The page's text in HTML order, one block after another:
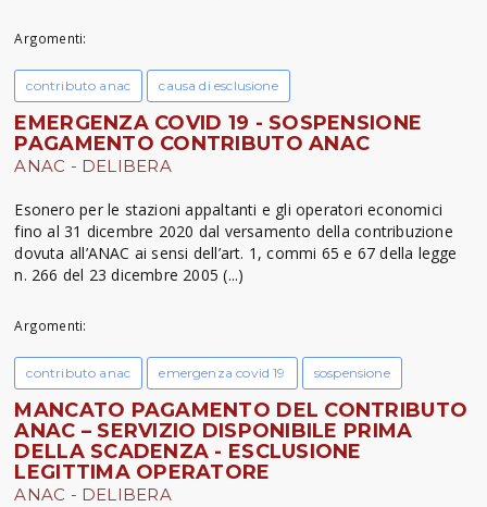
Argomenti:
contributo anac causa di esclusione
EMERGENZA COVID 19 - SOSPENSIONE
PAGAMENTO CONTRIBUTO ANAC
ANAC - DELIBERA
Esonero per le stazioni appaltanti e gli operatori economici
fino al 31 dicembre 2020 dal versamento della contribuzione
dovuta all’ANAC ai sensi dell’art. 1, commi 65 e 67 della legge
n. 266 del 23 dicembre 2005 (...)
Argomenti:
contributo anac emergenza covid 19 sospensione
MANCATO PAGAMENTO DEL CONTRIBUTO
ANAC – SERVIZIO DISPONIBILE PRIMA
DELLA SCADENZA - ESCLUSIONE
LEGITTIMA OPERATORE
ANAC - DELIBERA